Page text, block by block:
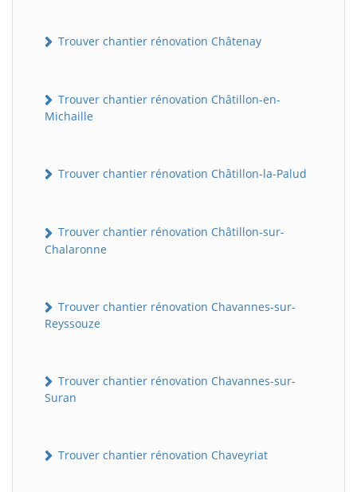
Trouver chantier rénovation Châtenay
Trouver chantier rénovation Châtillon-en-
Michaille
Trouver chantier rénovation Châtillon-la-Palud
Trouver chantier rénovation Châtillon-sur-
Chalaronne
Trouver chantier rénovation Chavannes-sur-
Reyssouze
Trouver chantier rénovation Chavannes-sur-
Suran
Trouver chantier rénovation Chaveyriat